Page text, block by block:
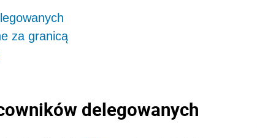
za granicą
delegowanych